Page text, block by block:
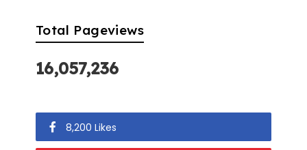
Total Pageviews
16,057,236
8,200 Likes